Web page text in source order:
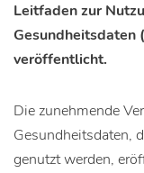
Leitfaden zur
Gesundheitsdaten
veröffentlicht.
Die zunehmende
Gesundheitsdaten,
genutzt werden,